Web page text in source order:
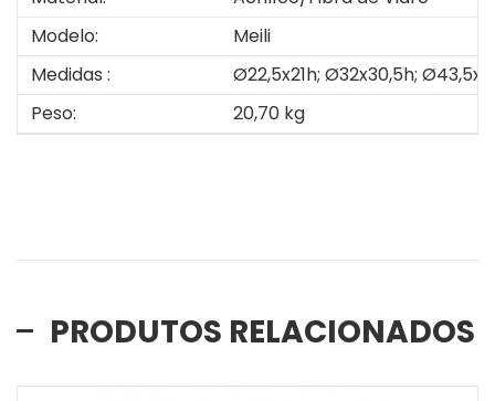
Modelo:
Meili
Medidas :
Ø22,5x21h; Ø32x30,5h;
Peso:
20,70 kg
PRODUTOS RELACIONADOS